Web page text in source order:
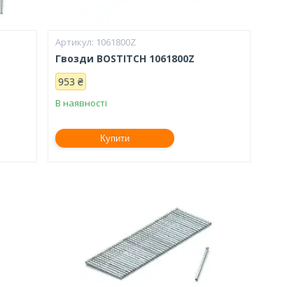
1061800Z
Гвозди BOSTITCH 1061800Z
953 ₴
В наявності
Купити